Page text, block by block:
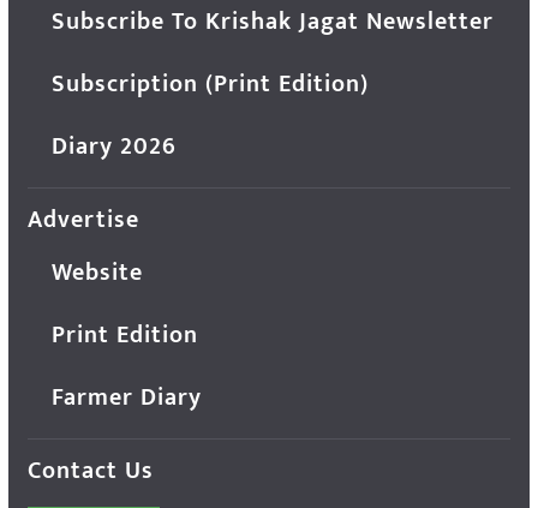
Subscribe To Krishak Jagat Newsletter
Subscription (Print Edition)
Diary 2026
Advertise
Website
Print Edition
Farmer Diary
Contact Us